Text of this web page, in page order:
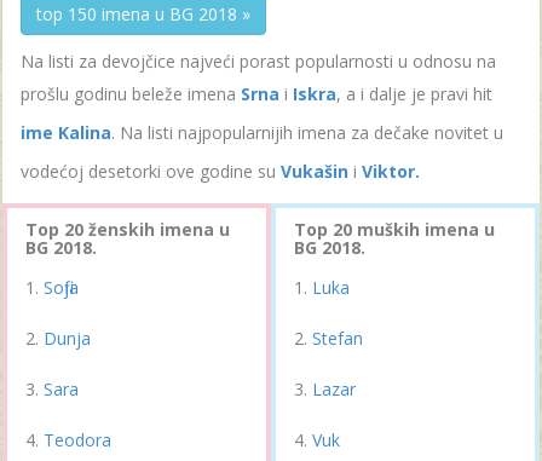
top 150 imena u BG 2018 »
Na listi za devojčice najveći porast popularnosti u odnosu na
prošlu godinu beleže imena Srna i Iskra, a i dalje je pravi hit
ime Kalina. Na listi najpopularnijih imena za dečake novitet u
vodećoj desetorki ove godine su Vukašin i Viktor.
Top 20 ženskih imena u
BG 2018.
Sofija
Dunja
Sara
Teodora
Top 20 muških imena u
BG 2018.
Luka
Stefan
Lazar
Vuk